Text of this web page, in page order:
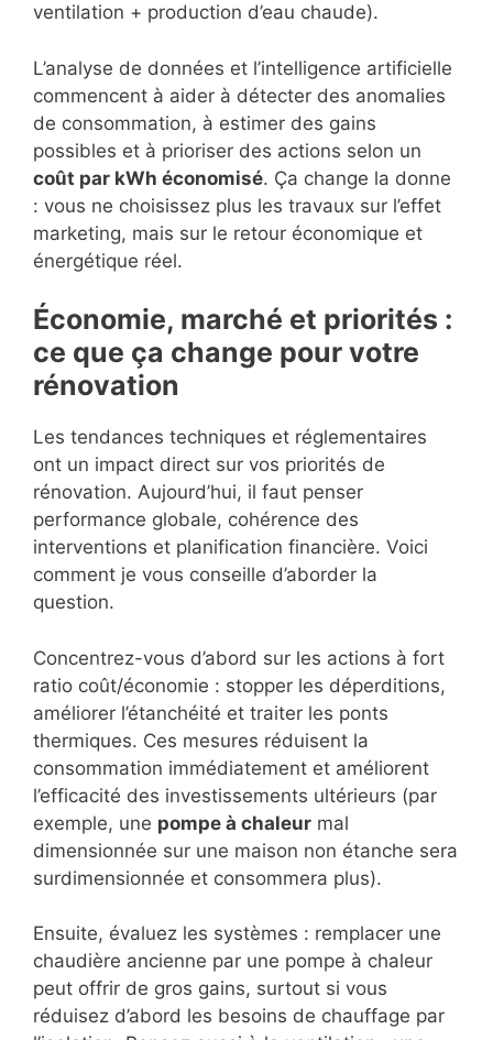
ventilation + production d’eau chaude).
L’analyse de données et l’intelligence artificielle
commencent à aider à détecter des anomalies
de consommation, à estimer des gains
possibles et à prioriser des actions selon un
coût par kWh économisé. Ça change la donne
: vous ne choisissez plus les travaux sur l’effet
marketing, mais sur le retour économique et
énergétique réel.
Économie, marché et priorités :
ce que ça change pour votre
rénovation
Les tendances techniques et réglementaires
ont un impact direct sur vos priorités de
rénovation. Aujourd’hui, il faut penser
performance globale, cohérence des
interventions et planification financière. Voici
comment je vous conseille d’aborder la
question.
Concentrez-vous d’abord sur les actions à fort
ratio coût/économie : stopper les déperditions,
améliorer l’étanchéité et traiter les ponts
thermiques. Ces mesures réduisent la
consommation immédiatement et améliorent
l’efficacité des investissements ultérieurs (par
exemple, une pompe à chaleur mal
dimensionnée sur une maison non étanche sera
surdimensionnée et consommera plus).
Ensuite, évaluez les systèmes : remplacer une
chaudière ancienne par une pompe à chaleur
peut offrir de gros gains, surtout si vous
réduisez d’abord les besoins de chauffage par